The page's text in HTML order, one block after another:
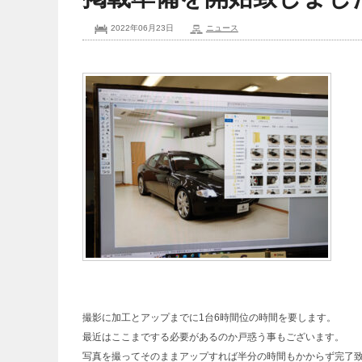
2022年06月23日 ニュース
撮影に加工とアップまでに1台6時間位の時間を要します。
最近はここまでする必要があるのか戸惑う事もございます。
写真を撮ってそのままアップすれば半分の時間もかからず完了致